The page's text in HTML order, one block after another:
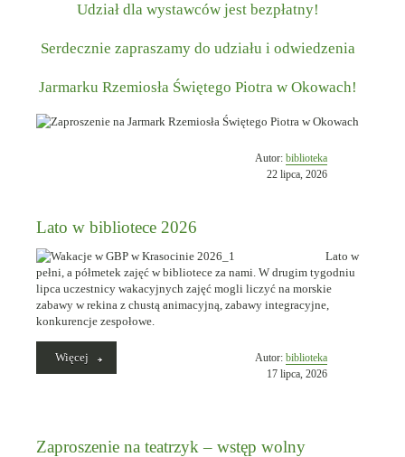
Udział dla wystawców jest bezpłatny!
Serdecznie zapraszamy do udziału i odwiedzenia
Jarmarku Rzemiosła Świętego Piotra w Okowach!
Autor:bibliotekaOpublikowano
w
22 lipca, 2026
Lato w bibliotece 2026
Lato w
pełni, a półmetek zajęć w bibliotece za nami. W drugim tygodniu
lipca uczestnicy wakacyjnych zajęć mogli liczyć na morskie
zabawy w rekina z chustą animacyjną, zabawy integracyjne,
konkurencje zespołowe.
Więcej „Lato
w
Autor:bibliotekaOpublikowano
w
17 lipca, 2026
Zaproszenie na teatrzyk – wstęp wolny